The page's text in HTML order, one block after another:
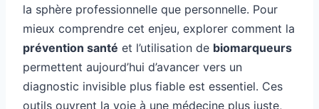
la sphère professionnelle que personnelle. Pour
mieux comprendre cet enjeu, explorer comment la
prévention santé et l’utilisation de biomarqueurs
permettent aujourd’hui d’avancer vers un
diagnostic invisible plus fiable est essentiel. Ces
outils ouvrent la voie à une médecine plus juste,